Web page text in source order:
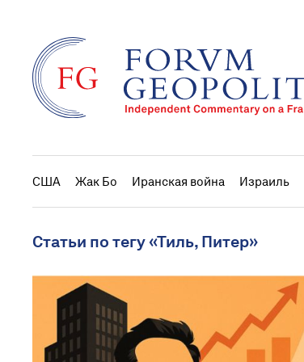
США Жак Бо Иранская война Израиль
Статьи по тегу «Тиль, Питер»